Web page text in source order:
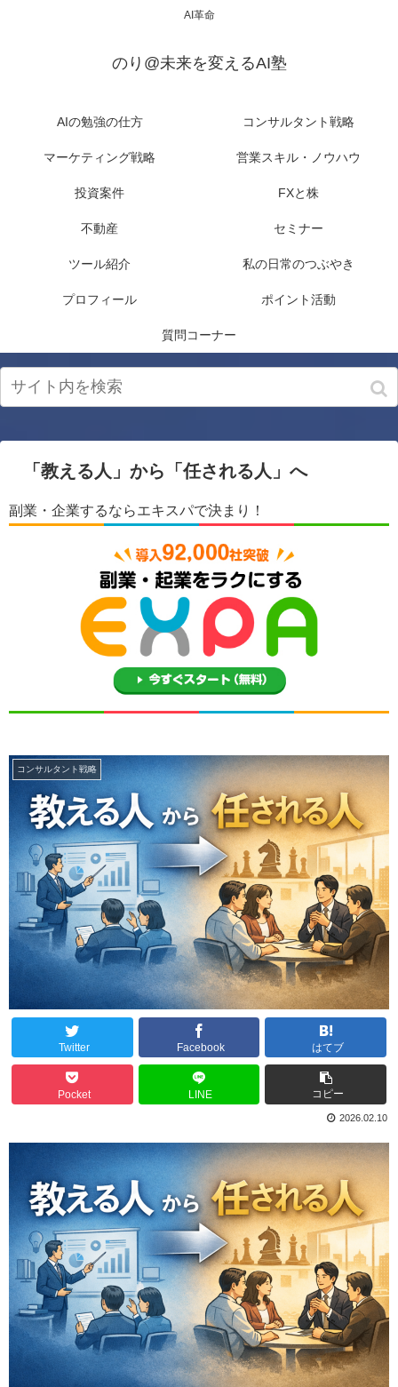
AI革命
のり@未来を変えるAI塾
AIの勉強の仕方 コンサルタント戦略
マーケティング戦略 営業スキル・ノウハウ
投資案件 FXと株
不動産 セミナー
ツール紹介 私の日常のつぶやき
プロフィール ポイント活動
質問コーナー
「教える人」から「任される人」へ
副業・企業するならエキスパで決まり！
コンサルタント戦略
Twitter Facebook はてブ
Pocket LINE コピー
2026.02.10